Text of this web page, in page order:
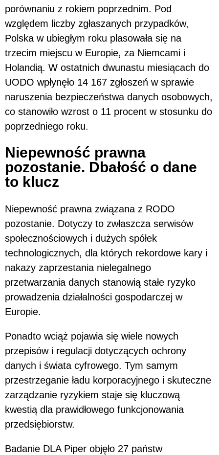
porównaniu z rokiem poprzednim. Pod
względem liczby zgłaszanych przypadków,
Polska w ubiegłym roku plasowała się na
trzecim miejscu w Europie, za Niemcami i
Holandią. W ostatnich dwunastu miesiącach do
UODO wpłynęło 14 167 zgłoszeń w sprawie
naruszenia bezpieczeństwa danych osobowych,
co stanowiło wzrost o 11 procent w stosunku do
poprzedniego roku.
Niepewność prawna
pozostanie. Dbałość o dane
to klucz
Niepewność prawna związana z RODO
pozostanie. Dotyczy to zwłaszcza serwisów
społecznościowych i dużych spółek
technologicznych, dla których rekordowe kary i
nakazy zaprzestania nielegalnego
przetwarzania danych stanowią stałe ryzyko
prowadzenia działalności gospodarczej w
Europie.
Ponadto wciąż pojawia się wiele nowych
przepisów i regulacji dotyczących ochrony
danych i świata cyfrowego. Tym samym
przestrzeganie ładu korporacyjnego i skuteczne
zarządzanie ryzykiem staje się kluczową
kwestią dla prawidłowego funkcjonowania
przedsiębiorstw.
Badanie DLA Piper objęło 27 państw